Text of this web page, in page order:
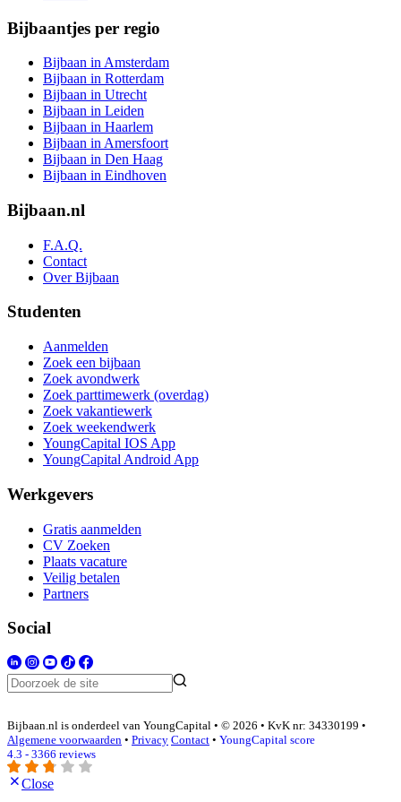
Bijbaantjes per regio
Bijbaan in Amsterdam
Bijbaan in Rotterdam
Bijbaan in Utrecht
Bijbaan in Leiden
Bijbaan in Haarlem
Bijbaan in Amersfoort
Bijbaan in Den Haag
Bijbaan in Eindhoven
Bijbaan.nl
F.A.Q.
Contact
Over Bijbaan
Studenten
Aanmelden
Zoek een bijbaan
Zoek avondwerk
Zoek parttimewerk (overdag)
Zoek vakantiewerk
Zoek weekendwerk
YoungCapital IOS App
YoungCapital Android App
Werkgevers
Gratis aanmelden
CV Zoeken
Plaats vacature
Veilig betalen
Partners
Social
Bijbaan.nl is onderdeel van YoungCapital • © 2026 • KvK nr: 34330199 •
Algemene voorwaarden • Privacy Contact • YoungCapital score
4.3 - 3366 reviews
Close